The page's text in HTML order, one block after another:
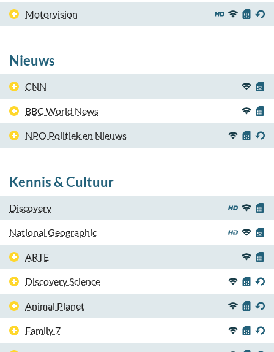
Motorvision
Nieuws
CNN
BBC World News
NPO Politiek en Nieuws
Kennis & Cultuur
Discovery
National Geographic
ARTE
Discovery Science
Animal Planet
Family 7